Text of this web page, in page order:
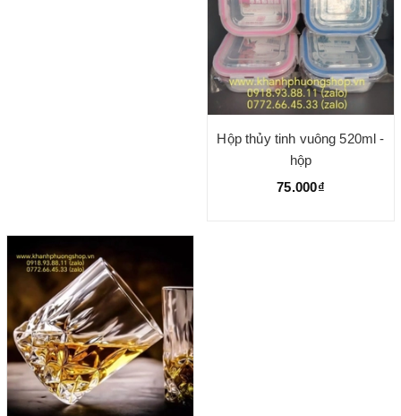
Hộp thủy tinh vuông 520ml -
hộp
75.000₫